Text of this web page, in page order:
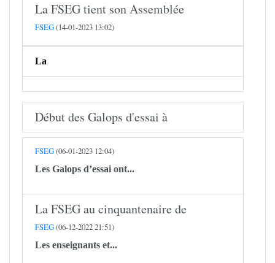
​​​​​​​La FSEG tient son Assemblée
FSEG(14-01-2023 13:02)
La
Début des Galops d'essai à
FSEG(06-01-2023 12:04)
Les Galops d’essai ont...
La FSEG au cinquantenaire de
FSEG(06-12-2022 21:51)
Les enseignants et...